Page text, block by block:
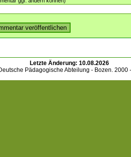
Letzte Änderung: 10.08.2026
Pädagogische Abteilung - Bozen. 2000